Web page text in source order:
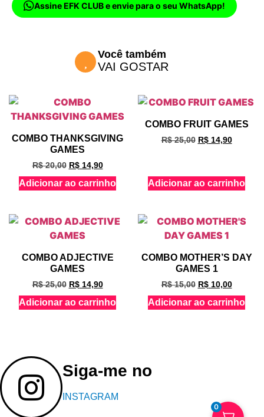
Assine EFK CLUB e envie para o seu WhatsApp!
Você também
VAI GOSTAR
COMBO THANKSGIVING
GAMES
R$20,00 R$14,90
Adicionar ao carrinho
COMBO FRUIT GAMES
R$25,00 R$14,90
Adicionar ao carrinho
COMBO ADJECTIVE
GAMES
R$25,00 R$14,90
Adicionar ao carrinho
COMBO MOTHER’S DAY
GAMES 1
R$15,00 R$10,00
Adicionar ao carrinho
Siga-me no
INSTAGRAM
0